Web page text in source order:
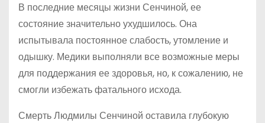
В последние месяцы жизни Сенчиной, ее
состояние значительно ухудшилось. Она
испытывала постоянное слабость, утомление и
одышку. Медики выполняли все возможные меры
для поддержания ее здоровья, но, к сожалению, не
смогли избежать фатального исхода.
Смерть Людмилы Сенчиной оставила глубокую